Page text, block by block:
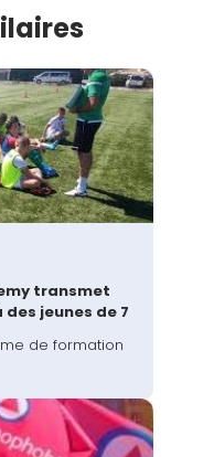
transmet
jeunes de 7
de formation